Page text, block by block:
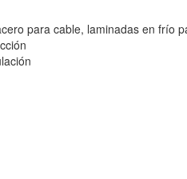
para cable, laminadas en frío